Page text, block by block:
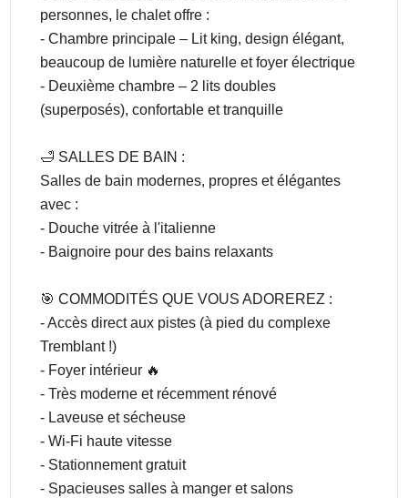
personnes, le chalet offre :
- Chambre principale – Lit king, design élégant,
beaucoup de lumière naturelle et foyer électrique
- Deuxième chambre – 2 lits doubles
(superposés), confortable et tranquille
🛁 SALLES DE BAIN :
Salles de bain modernes, propres et élégantes
avec :
- Douche vitrée à l'italienne
- Baignoire pour des bains relaxants
🎯 COMMODITÉS QUE VOUS ADOREREZ :
- Accès direct aux pistes (à pied du complexe
Tremblant !)
- Foyer intérieur 🔥
- Très moderne et récemment rénové
- Laveuse et sécheuse
- Wi-Fi haute vitesse
- Stationnement gratuit
- Spacieuses salles à manger et salons